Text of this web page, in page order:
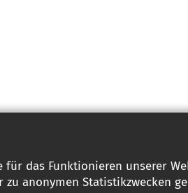
das Funktionieren unserer
anonymen Statistikzwecken